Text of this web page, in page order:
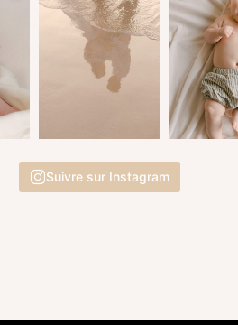
Suivre sur Instagram